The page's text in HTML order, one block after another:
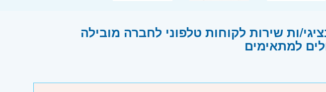
ות שירות לקוחות טלפוני לחברה מובילה
למתאימים